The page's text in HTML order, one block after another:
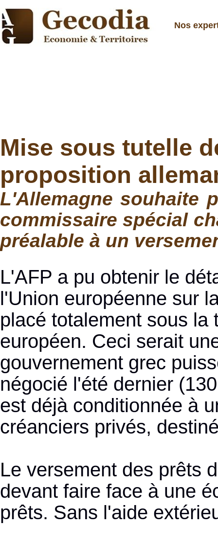
Nos
Mise sous tutelle
proposition
L'Allemagne souhaite
commissaire spécial
préalable à un
L'AFP a pu obtenir le
l'Union européenne sur
placé totalement sous la
européen. Ceci serait
gouvernement grec
négocié l'été dernier
est déjà conditionnée à
créanciers privés,
Le versement des prêts
devant faire face à une
prêts. Sans l'aide